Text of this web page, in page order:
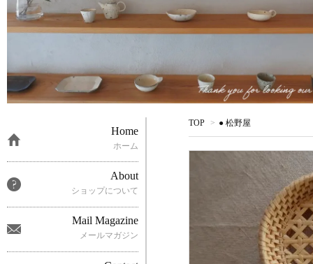
TOP > ● 松野屋
Home
ホーム
About
ショップについて
Mail Magazine
メールマガジン